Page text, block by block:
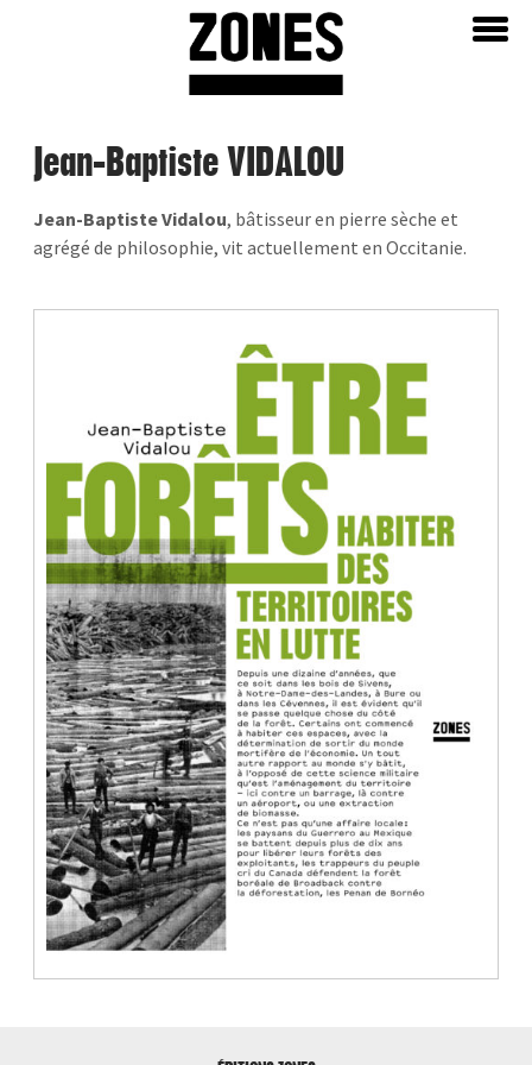
Aller
contenu
Home
Jean-Baptiste VIDALOU
Jean-Baptiste Vidalou, bâtisseur en pierre sèche et
agrégé de philosophie, vit actuellement en Occitanie.